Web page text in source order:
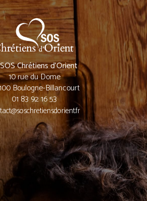
Chrétiens d’Orient
10 rue du Dome
Boulogne-Billancourt
01 83 92 16 53